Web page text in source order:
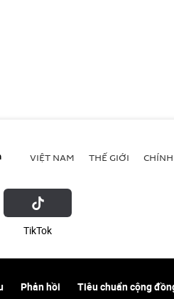
VIỆT NAM THẾ GIỚI
ТikТоk
Phản hồi Tiêu chuẩn cộng